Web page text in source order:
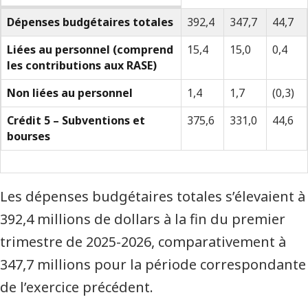
Dépenses
budgétaires
cumulatives
à
la
fin
du
trimestre
(en
millions
de
dollars)
Dépenses budgétaires totales
392,4 347,7
44,7
Liées au personnel (comprend
les contributions aux RASE)
15,4 15,0 0,4
Non liées au personnel 1,4 1,7
(0,3)
Crédit 5 – Subventions et
bourses
375,6 331,0 44,6
Les dépenses budgétaires totales s’élevaient à
392,4 millions de dollars à la fin du premier
trimestre de 2025-2026, comparativement à
347,7 millions pour la période correspondante
de l’exercice précédent.